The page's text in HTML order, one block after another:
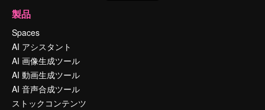
製品
Spaces
AI アシスタント
AI 画像生成ツール
AI 動画生成ツール
AI 音声合成ツール
ストックコンテンツ